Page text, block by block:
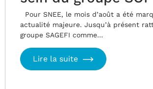
Pour SNEE, le mois d’août a été
actualité majeure. Jusqu’à présent
groupe SAGEFI comme…
Lire la suite